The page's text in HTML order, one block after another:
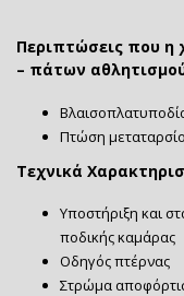
Περιπτώσεις που
– πάτων
Πτώση
Τεχνικά
Υποστήριξη και
ποδικής καμάρας
Οδηγός πτέρνας
Στρώμα